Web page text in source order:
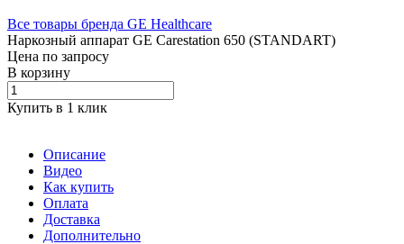
Все товары бренда GE Healthcare
Наркозный аппарат GE Carestation 650 (STANDART)
Цена по запросу
В корзину
Купить в 1 клик
Описание
Видео
Как купить
Оплата
Доставка
Дополнительно